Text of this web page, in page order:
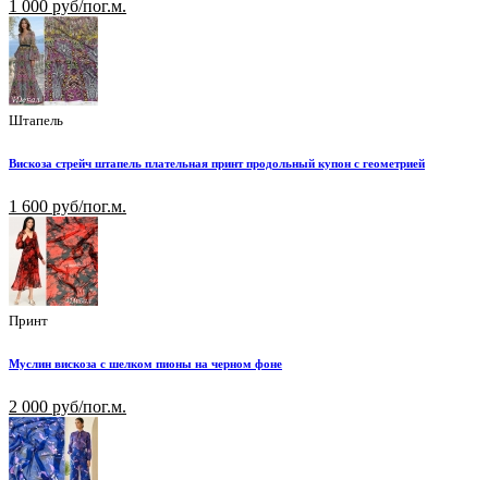
1 000 руб/пог.м.
Штапель
Вискоза стрейч штапель плательная принт продольный купон с геометрией
1 600 руб/пог.м.
Принт
Муслин вискоза с шелком пионы на черном фоне
2 000 руб/пог.м.